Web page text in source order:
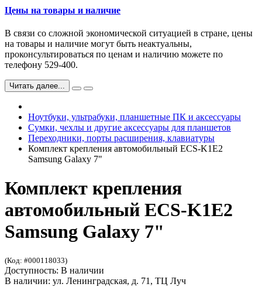
Цены на товары и наличие
В связи со сложной экономической ситуацией в стране, цены
на товары и наличие могут быть неактуальны,
проконсультироваться по ценам и наличию можете по
телефону 529-400.
Читать далее...
Ноутбуки, ультрабуки, планшетные ПК и аксессуары
Сумки, чехлы и другие аксессуары для планшетов
Переходники, порты расширения, клавиатуры
Комплект крепления автомобильный ECS-K1E2
Samsung Galaxy 7"
Комплект крепления
автомобильный ECS-K1E2
Samsung Galaxy 7"
(Код: #000118033)
Доступность: В наличии
В наличии: ул. Ленинградская, д. 71, ТЦ Луч